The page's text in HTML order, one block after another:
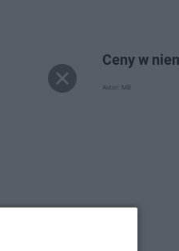
Ceny w
Autor: MB